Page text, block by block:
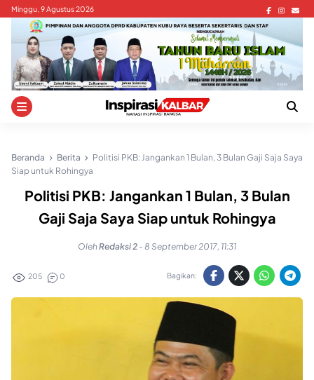
Skip
content
Minggu, 9 Agustus 2026
Beranda Berita
Politisi PKB: Jangankan 1 Bulan, 3 Bulan Gaji Saja Saya
Siap untuk Rohingya
Politisi PKB: Jangankan 1 Bulan, 3 Bulan
Gaji Saja Saya Siap untuk Rohingya
OlehRedaksi 2 - 8 September 2017, 11:31
205 0 Bagikan: